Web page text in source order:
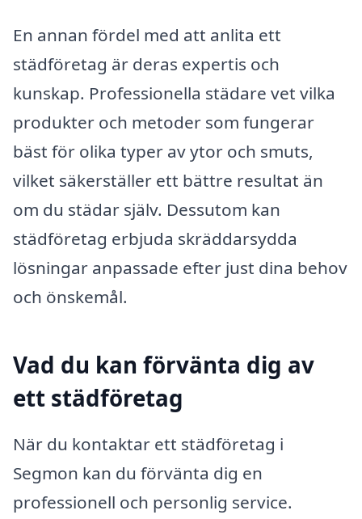
En annan fördel med att anlita ett
städföretag är deras expertis och
kunskap. Professionella städare vet vilka
produkter och metoder som fungerar
bäst för olika typer av ytor och smuts,
vilket säkerställer ett bättre resultat än
om du städar själv. Dessutom kan
städföretag erbjuda skräddarsydda
lösningar anpassade efter just dina behov
och önskemål.
Vad du kan förvänta dig av
ett städföretag
När du kontaktar ett städföretag i
Segmon kan du förvänta dig en
professionell och personlig service.